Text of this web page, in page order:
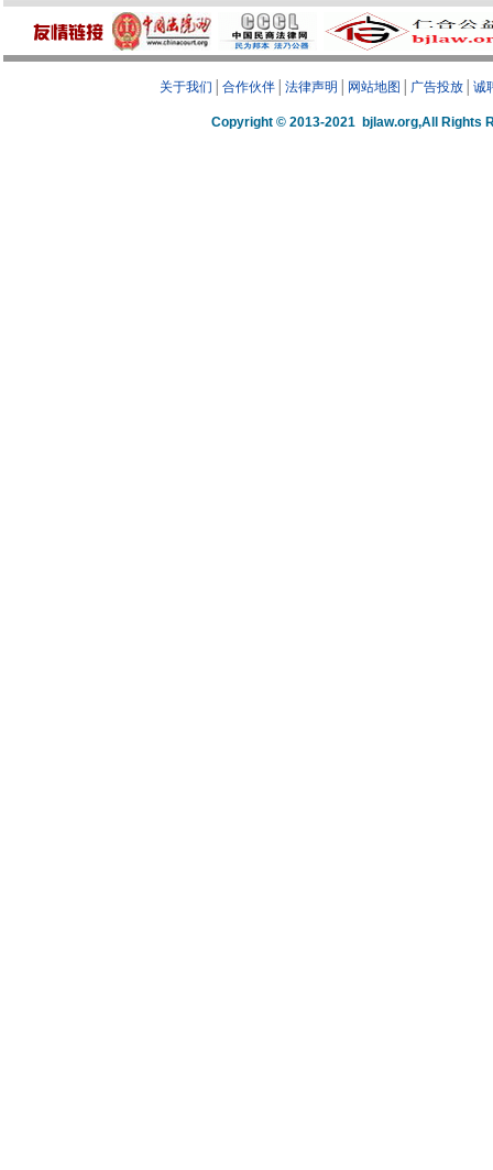
关于我们 合作伙伴 法律声明 网站地图 广告投放 诚
Copyright © 2013-2021 bjlaw.org,All Rights